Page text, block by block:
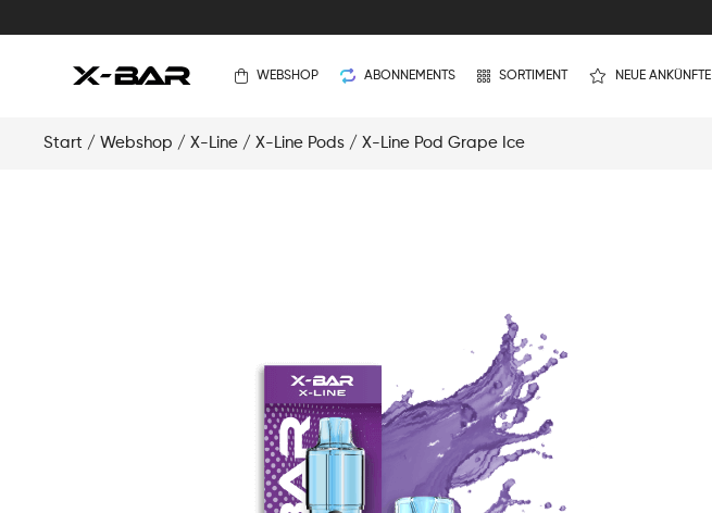
WEBSHOP ABONNEMENTS SORTIMENT NEUE ANKÜNFTE
Start / Webshop / X-Line / X-Line Pods / X-Line Pod Grape Ice